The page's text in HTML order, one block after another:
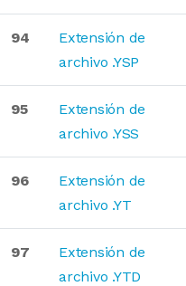
94
Extensión de
archivo .YSP
95
Extensión de
archivo .YSS
96
Extensión de
archivo .YT
97
Extensión de
archivo .YTD